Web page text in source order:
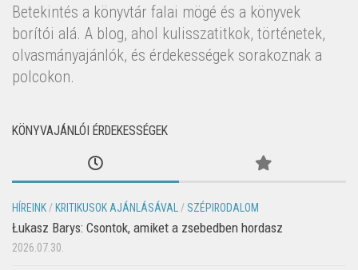
Betekintés a könyvtár falai mögé és a könyvek
borítói alá. A blog, ahol kulisszatitkok, történetek,
olvasmányajánlók, és érdekességek sorakoznak a
polcokon.
KÖNYVAJÁNLÓI ÉRDEKESSÉGEK
HÍREINK / KRITIKUSOK AJÁNLÁSÁVAL / SZÉPIRODALOM
Łukasz Barys: Csontok, amiket a zsebedben hordasz
2026.07.30.